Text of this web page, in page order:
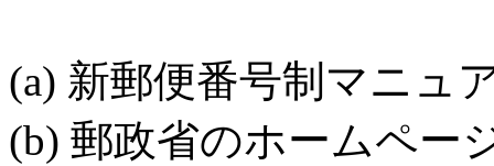
(a) 新郵便番号制マニュ
(b) 郵政省のホームペー